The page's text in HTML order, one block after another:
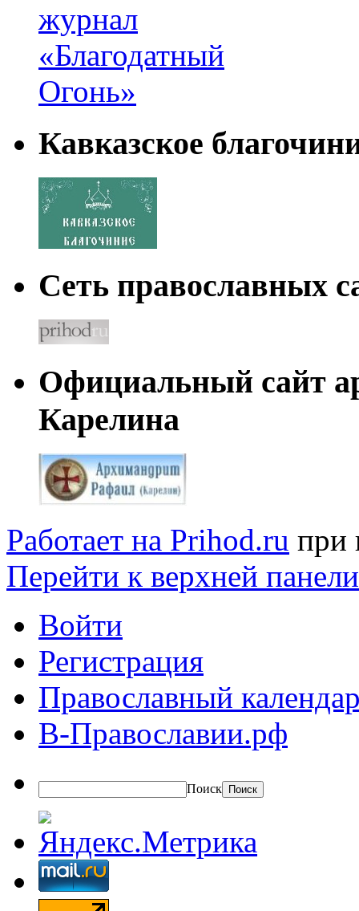
Кавказское
Сеть православных
Официальный сайт
Карелина
Работает на Prihod.ru при
Перейти к верхней панели
Войти
Регистрация
Православный
В-Православии.рф
Поиск